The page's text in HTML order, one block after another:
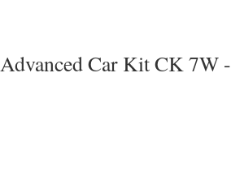
Advanced Car Kit CK 7W -